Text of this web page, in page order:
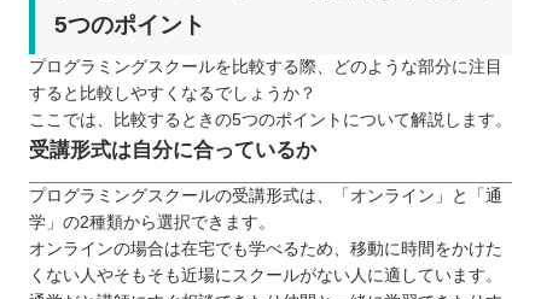
5つのポイント
プログラミングスクールを比較する際、どのような部分に注目
すると比較しやすくなるでしょうか？
ここでは、比較するときの5つのポイントについて解説します。
受講形式は自分に合っているか
プログラミングスクールの受講形式は、「オンライン」と「通
学」の2種類から選択できます。
オンラインの場合は在宅でも学べるため、移動に時間をかけた
くない人やそもそも近場にスクールがない人に適しています。